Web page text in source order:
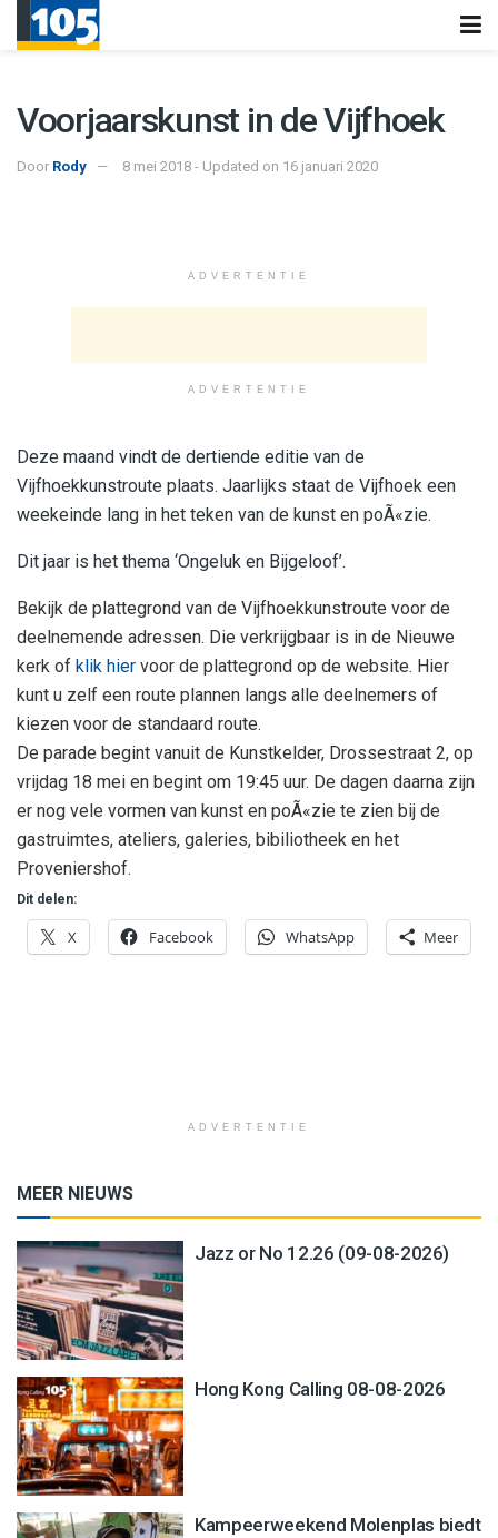
Voorjaarskunst in de Vijfhoek
Door Rody 8 mei 2018 - Updated on 16 januari 2020
ADVERTENTIE
ADVERTENTIE
Deze maand vindt de dertiende editie van de
Vijfhoekkunstroute plaats. Jaarlijks staat de Vijfhoek een
weekeinde lang in het teken van de kunst en poÃ«zie.
Dit jaar is het thema ‘Ongeluk en Bijgeloof’.
Bekijk de plattegrond van de Vijfhoekkunstroute voor de
deelnemende adressen. Die verkrijgbaar is in de Nieuwe
kerk of klik hier voor de plattegrond op de website. Hier
kunt u zelf een route plannen langs alle deelnemers of
kiezen voor de standaard route.
De parade begint vanuit de Kunstkelder, Drossestraat 2, op
vrijdag 18 mei en begint om 19:45 uur. De dagen daarna zijn
er nog vele vormen van kunst en poÃ«zie te zien bij de
gastruimtes, ateliers, galeries, bibiliotheek en het
Proveniershof.
Dit delen:
X Facebook WhatsApp Meer
ADVERTENTIE
MEER NIEUWS
Jazz or No 12.26 (09-08-2026)
Hong Kong Calling 08-08-2026
Kampeerweekend Molenplas biedt